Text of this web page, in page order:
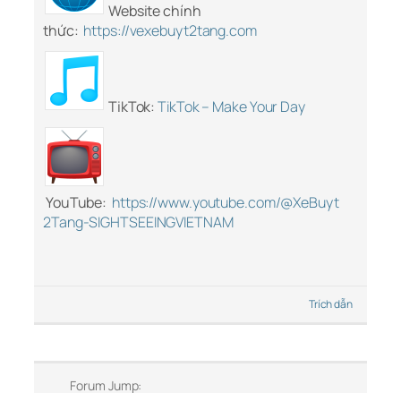
Website chính
thức: https://vexebuyt2tang.com
TikTok:TikTok – Make Your Day
YouTube: https://www.youtube.com/@XeBuyt
2Tang-SIGHTSEEINGVIETNAM
Trích dẫn
Forum Jump: